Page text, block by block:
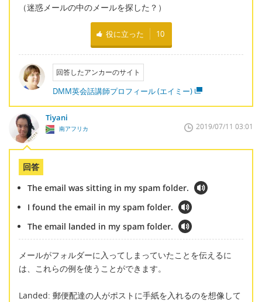
（迷惑メールの中のメールを探した？）
役に立った 10
回答したアンカーのサイト
DMM英会話講師プロフィール (エイミー)
Tiyani
南アフリカ 2019/07/11 03:01
回答
The email was sitting in my spam folder.
I found the email in my spam folder.
The email landed in my spam folder.
メールがフォルダーに入ってしまっていたことを伝えるに
は、これらの例を使うことができます。
Landed: 郵便配達の人がポストに手紙を入れるのを想像して